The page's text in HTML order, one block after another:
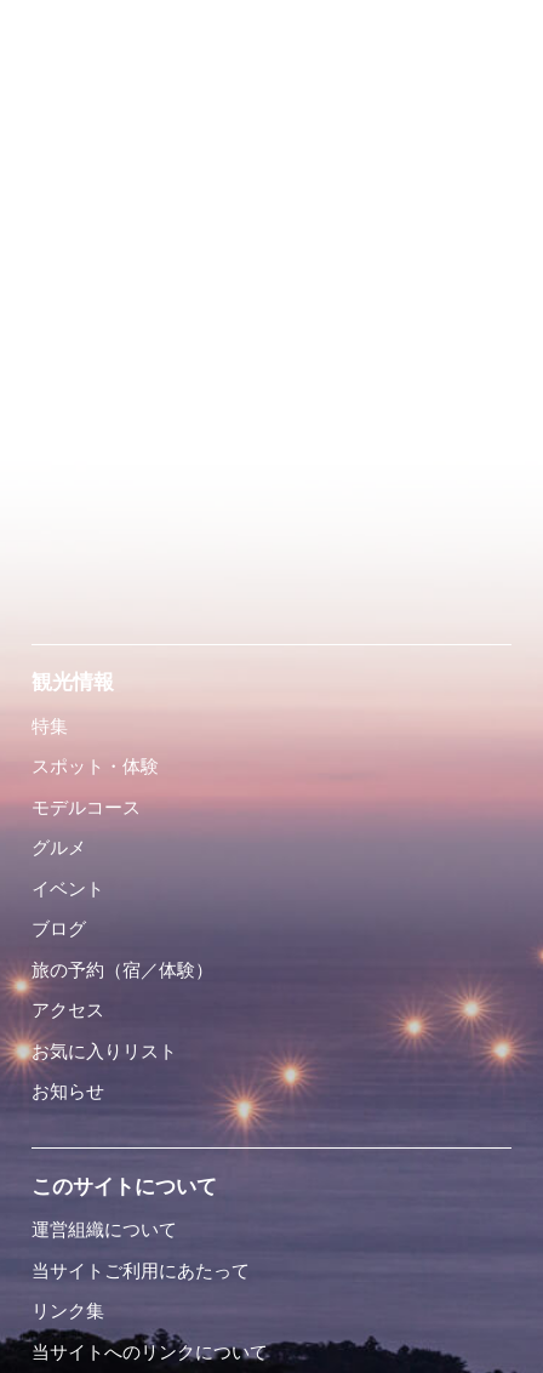
観光情報
特集
スポット・体験
モデルコース
グルメ
イベント
ブログ
旅の予約（宿／体験）
アクセス
お気に入りリスト
お知らせ
このサイトについて
運営組織について
当サイトご利用にあたって
リンク集
当サイトへのリンクについて